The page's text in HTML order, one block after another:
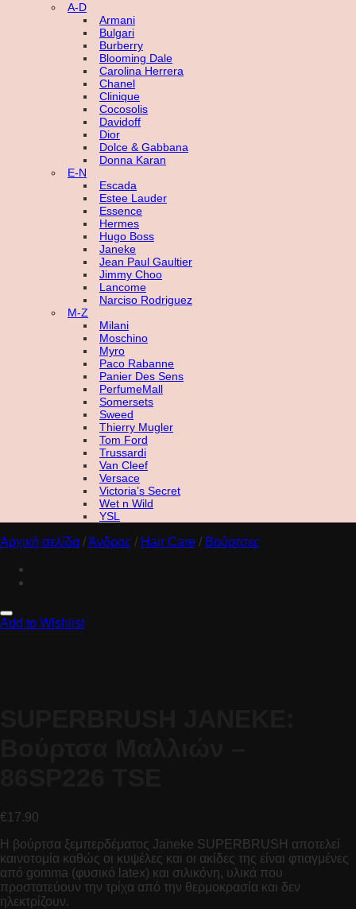
A-D
Armani
Bulgari
Burberry
Blooming Dale
Carolina Herrera
Chanel
Clinique
Cocosolis
Davidoff
Dior
Dolce & Gabbana
Donna Karan
E-N
Escada
Estee Lauder
Essence
Hermes
Hugo Boss
Janeke
Jean Paul Gaultier
Jimmy Choo
Lancome
Narciso Rodriguez
M-Z
Milani
Moschino
Myro
Paco Rabanne
Panier Des Sens
PerfumeMall
Somersets
Sweed
Thierry Mugler
Tom Ford
Trussardi
Van Cleef
Versace
Victoria’s Secret
Wet n Wild
YSL
Αρχική σελίδα /Άνδρας / Hair Care / Βούρτσες
Add to Wishlist
€17.90
Η βούρτσα ξεμπερδέματος Janeke SUPERBRUSH αποτελεί
καινοτομία καθώς οι κυψέλες και οι ακίδες της είναι φτιαγμένες
από gomma (φυσικό latex) και σιλικόνη, υλικά που
προστατεύουν την τρίχα από την θερμοκρασία και δεν
ηλεκτρίζουν.